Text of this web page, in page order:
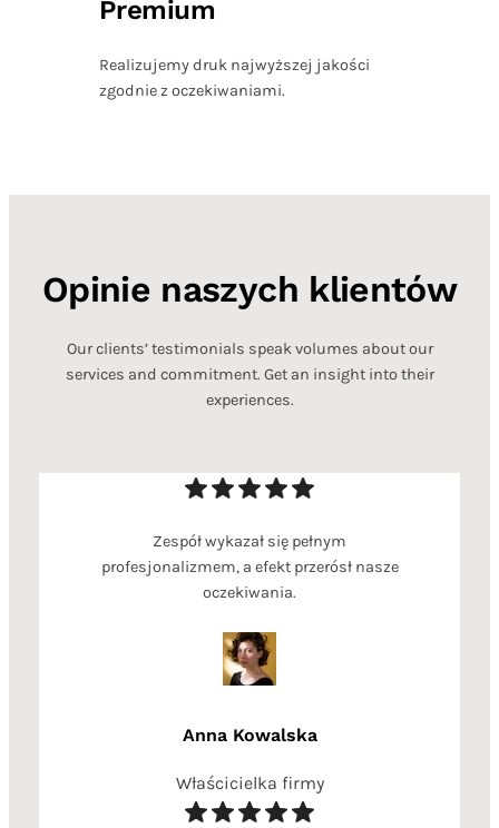
Premium
Realizujemy druk najwyższej jakości
zgodnie z oczekiwaniami.
Opinie naszych klientów
Our clients’ testimonials speak volumes about our
services and commitment. Get an insight into their
experiences.
Zespół wykazał się pełnym
profesjonalizmem, a efekt przerósł nasze
oczekiwania.
Anna Kowalska
Właścicielka firmy